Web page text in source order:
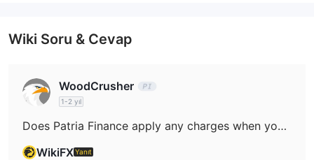
Wiki Soru & Cevap
WoodCrusher
1-2 yıl
Does Patria Finance apply any charges when you deposit or withdraw funds from your account?
WikiFXYanıt